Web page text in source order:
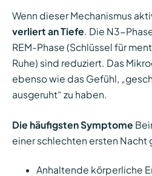
Wenn dieser Mechanismus
verliert an Tiefe. Die N3-
REM-Phase (Schlüssel für
Ruhe) sind reduziert. Das
ebenso wie das Gefühl,
ausgeruht“ zu haben.
Die häufigsten Symptome
einer schlechten ersten Nacht
Anhaltende körperliche